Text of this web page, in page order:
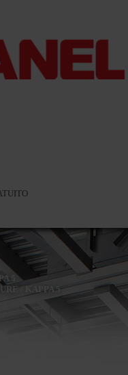
5
/ KAPPA 5